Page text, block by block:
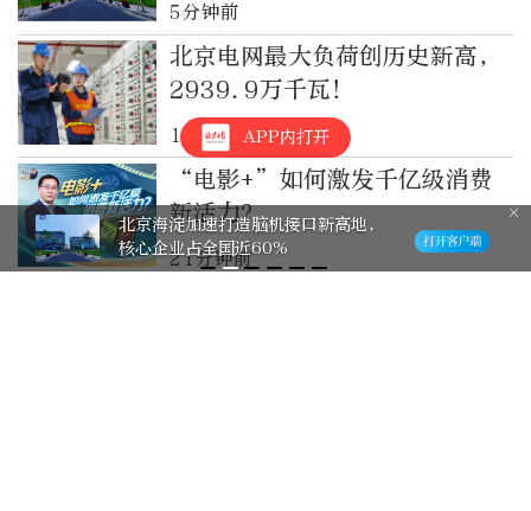
5分钟前
北京电网最大负荷创历史新高，
2939.9万千瓦！
16分钟前
“电影+”如何激发千亿级消费
新活力？
21分钟前
APP内打开
北京海淀加速打造脑机接口新高地，
核心企业占全国近60%